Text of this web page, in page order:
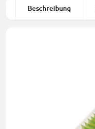
Beschreibung